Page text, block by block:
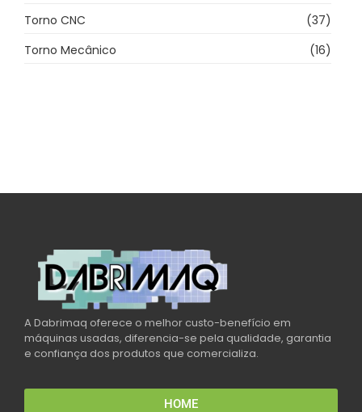
Torno CNC
(37)
Torno Mecânico
(16)
A Dabrimaq oferece o melhor custo-benefício em
máquinas usadas, diferencia-se pela qualidade, garantia
e confiança dos produtos que comercializa.
HOME